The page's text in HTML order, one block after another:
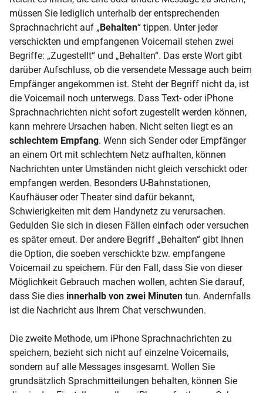
müssen Sie lediglich unterhalb der entsprechenden
Sprachnachricht auf „ Behalten“ tippen. Unter jeder
verschickten und empfangenen Voicemail stehen zwei
Begriffe: „Zugestellt“ und „Behalten“. Das erste Wort gibt
darüber Aufschluss, ob die versendete Message auch beim
Empfänger angekommen ist. Steht der Begriff nicht da, ist
die Voicemail noch unterwegs. Dass Text- oder iPhone
Sprachnachrichten nicht sofort zugestellt werden können,
kann mehrere Ursachen haben. Nicht selten liegt es an
schlechtem Empfang. Wenn sich Sender oder Empfänger
an einem Ort mit schlechtem Netz aufhalten, können
Nachrichten unter Umständen nicht gleich verschickt oder
empfangen werden. Besonders U-Bahnstationen,
Kaufhäuser oder Theater sind dafür bekannt,
Schwierigkeiten mit dem Handynetz zu verursachen.
Gedulden Sie sich in diesen Fällen einfach oder versuchen
es später erneut. Der andere Begriff „Behalten“ gibt Ihnen
die Option, die soeben verschickte bzw. empfangene
Voicemail zu speichern. Für den Fall, dass Sie von dieser
Möglichkeit Gebrauch machen wollen, achten Sie darauf,
dass Sie dies innerhalb von zwei Minuten tun. Andernfalls
ist die Nachricht aus Ihrem Chat verschwunden.
Die zweite Methode, um iPhone Sprachnachrichten zu
speichern, bezieht sich nicht auf einzelne Voicemails,
sondern auf alle Messages insgesamt. Wollen Sie
grundsätzlich Sprachmitteilungen behalten, können Sie